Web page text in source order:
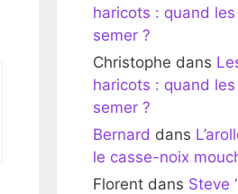
haricots : quand les
semer ?
Christophe dans
haricots : quand les
semer ?
Bernard dans
le casse-noix
Florent dans Steve